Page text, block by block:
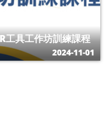
工具工作坊訓練課程
2024-11-01